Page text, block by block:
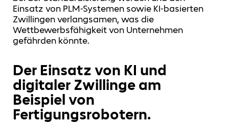
Einsatz von PLM-Systemen sowie KI-basierten
Zwillingen verlangsamen, was die
Wettbewerbsfähigkeit von Unternehmen
gefährden könnte.
Der Einsatz von KI und
digitaler Zwillinge am
Beispiel von
Fertigungsrobotern.